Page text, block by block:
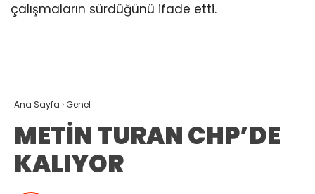
çalışmaların sürdüğünü ifade etti.
Ana Sayfa ›Genel
METİN TURAN CHP’DE
KALIYOR